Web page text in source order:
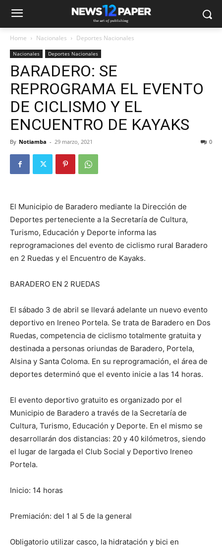
Home Nacionales Deportes Nacionales
Nacionales Deportes Nacionales
BARADERO: SE
REPROGRAMA EL EVENTO
DE CICLISMO Y EL
ENCUENTRO DE KAYAKS
By Notiamba - 29 marzo, 2021 0
El Municipio de Baradero mediante la Dirección de
Deportes perteneciente a la Secretaría de Cultura,
Turismo, Educación y Deporte informa las
reprogramaciones del evento de ciclismo rural Baradero
en 2 Ruedas y el Encuentro de Kayaks.
BARADERO EN 2 RUEDAS
El sábado 3 de abril se llevará adelante un nuevo evento
deportivo en Ireneo Portela. Se trata de Baradero en Dos
Ruedas, competencia de ciclismo totalmente gratuita y
destinada a personas oriundas de Baradero, Portela,
Alsina y Santa Coloma. En su reprogramación, el área de
deportes determinó que el evento inicie a las 14 horas.
El evento deportivo gratuito es organizado por el
Municipio de Baradero a través de la Secretaría de
Cultura, Turismo, Educación y Deporte. En el mismo se
desarrollarán dos distancias: 20 y 40 kilómetros, siendo
el lugar de largada el Club Social y Deportivo Ireneo
Portela.
Inicio: 14 horas
Premiación: del 1 al 5 de la general
Obligatorio utilizar casco, la hidratación y bici en